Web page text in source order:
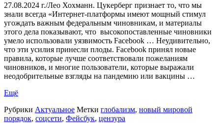
27.08.2024 г./Лео Хохманн. Цукерберг признает то, что мы
знали всегда «Интернет-платформы имеют мощный стимул
угождать важным федеральным чиновникам, и материалы
этого дела показывают, что высокопоставленные чиновники
умело использовали уязвимость Facebook … Неудивительно,
что эти усилия принесли плоды. Facebook принял новые
правила, которые лучше соответствовали пожеланиям
чиновников, и многие пользователи, которые выражали
неодобрительные взгляды на пандемию или вакцины …
Ещё
Рубрики Актуальное Метки глобализм, новый мировой
порядок, соцсети, Фейсбук, цензура